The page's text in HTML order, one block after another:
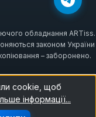
Заміна
ККД
обладнання ARTiss.
законом України
– заборонено.
cookie, щоб
інформації...